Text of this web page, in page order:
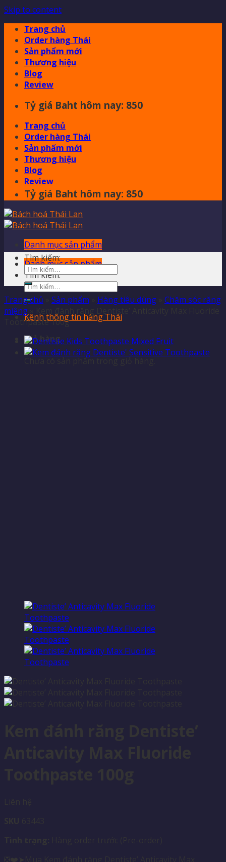
Skip to content
Trang chủ
Order hàng Thái
Sản phẩm mới
Thương hiệu
Blog
Review
Tỷ giá Baht hôm nay: 850
Trang chủ
Order hàng Thái
Sản phẩm mới
Thương hiệu
Blog
Review
Tỷ giá Baht hôm nay: 850
Danh mục sản phẩm
Danh mục sản phẩm
Tìm kiếm:
Kênh thông tin hàng Thái
Giỏ hàng
Chưa có sản phẩm trong giỏ hàng.
Tìm kiếm:
Trang chủ Sản phẩm Hàng tiêu dùng
Chăm sóc răng
miệng
Toothpaste 100g